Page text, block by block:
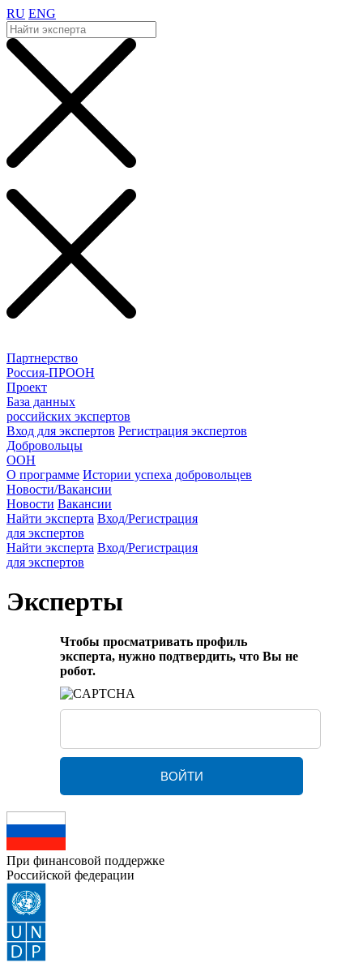
RU ENG
Партнерство
Россия-ПРООН
Проект
База данных
российских экспертов
Вход для экспертов Регистрация экспертов
Добровольцы
ООН
О программе Истории успеха добровольцев
Новости/Вакансии
Новости Вакансии
Найти эксперта Вход/Регистрация
для экспертов
Найти эксперта Вход/Регистрация
для экспертов
Эксперты
Чтобы просматривать профиль
эксперта, нужно подтвердить, что Вы не
робот.
При финансовой поддержке
Российской федерации